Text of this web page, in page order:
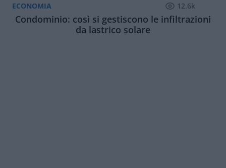
ECONOMIA 12.6k
Condominio: così si gestiscono le infiltrazioni
da lastrico solare